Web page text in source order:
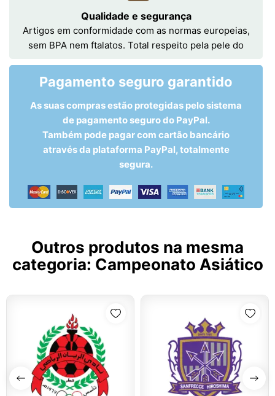
Qualidade e segurança
Artigos em conformidade com as normas europeias,
sem BPA nem ftalatos. Total respeito pela pele do
Pagamento seguro garantido
As suas compras estão protegidas pelo sistema
de pagamento seguro do PayPal.
Também pode pagar com cartão bancário
através da plataforma PayPal, totalmente
segura.
Outros produtos na mesma
categoria: Campeonato Asiático